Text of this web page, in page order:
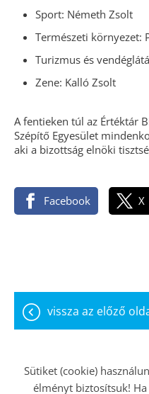
Sport: Németh Zsolt
Természeti környezet:
Turizmus és
Zene: Kalló Zsolt
A fentieken túl az Értéktár
Szépítő Egyesület
aki a bizottság elnöki
Facebook X
vissza az előző
Sütiket (cookie)
élményt biztosítsuk!